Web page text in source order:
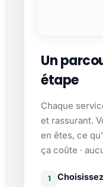
Un
étape
Chaque
et rassurant.
en êtes, ce
ça coûte ·
1 Choisissez